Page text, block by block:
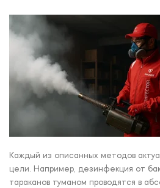
Каждый из описанных методов
цели. Например, дезинфекция от
тараканов туманом проводятся в